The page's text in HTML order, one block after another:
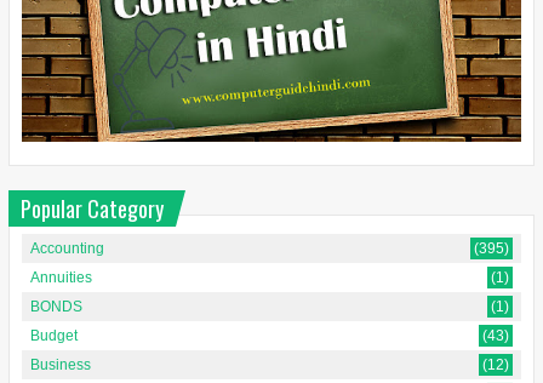
Popular Category
Accounting
(395)
Annuities
(1)
BONDS
(1)
Budget
(43)
Business
(12)